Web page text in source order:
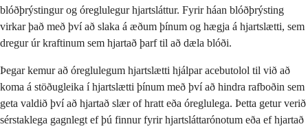
blóðþrýstingur og óreglulegur hjartsláttur. Fyrir háan blóðþrýsting
virkar það með því að slaka á æðum þínum og hægja á hjartslætti, sem
dregur úr kraftinum sem hjartað þarf til að dæla blóði.
Þegar kemur að óreglulegum hjartslætti hjálpar acebutolol til við að
koma á stöðugleika í hjartslætti þínum með því að hindra rafboðin sem
geta valdið því að hjartað slær of hratt eða óreglulega. Þetta getur verið
sérstaklega gagnlegt ef þú finnur fyrir hjartsláttarónotum eða ef hjartað